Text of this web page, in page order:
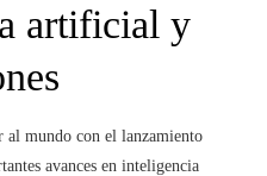
artificial y
al mundo con el lanzamiento
avances en inteligencia